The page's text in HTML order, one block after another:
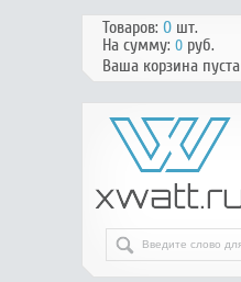
Товаров: 0шт.
На сумму: 0руб.
Ваша корзина пуста